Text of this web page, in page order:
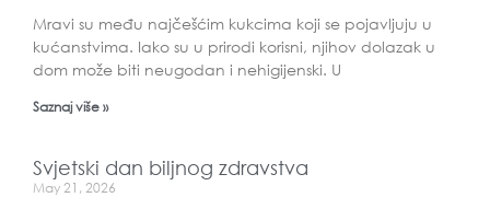
Mravi su među najčešćim kukcima koji se pojavljuju u
kućanstvima. Iako su u prirodi korisni, njihov dolazak u
dom može biti neugodan i nehigijenski. U
Saznaj više »
Svjetski dan biljnog zdravstva
May 21, 2026